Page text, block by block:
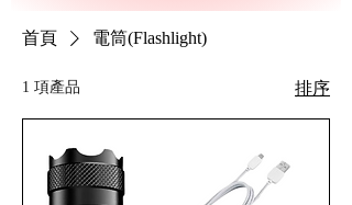
首頁 電筒(Flashlight)
1 項產品 排序